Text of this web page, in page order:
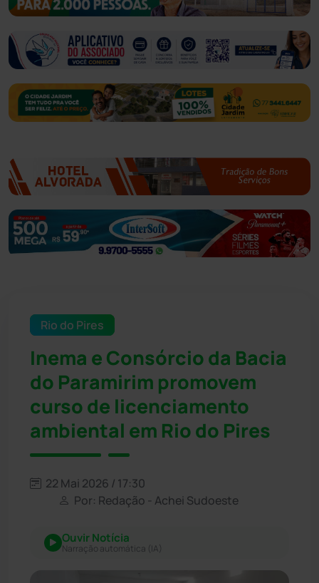
Rio do Pires
Inema e Consórcio da Bacia
do Paramirim promovem
curso de licenciamento
ambiental em Rio do Pires
22 Mai 2026 / 17:30
Por: Redação - Achei Sudoeste
Ouvir Notícia
Narração automática (IA)